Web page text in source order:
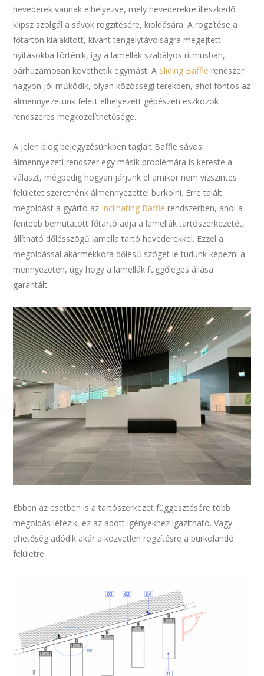
hevederek vannak elhelyezve, mely hevederekre illeszkedő
klipsz szolgál a sávok rögzítésére, kioldására. A rögzítése a
főtartón kialakított, kívánt tengelytávolságra megejtett
nyitásokba történik, így a lamellák szabályos ritmusban,
párhuzamosan követhetik egymást. A Sliding Baffle rendszer
nagyon jól működik, olyan közösségi terekben, ahol fontos az
álmennyezetünk felett elhelyezett gépészeti eszközök
rendszeres megközelíthetősége.
A jelen blog bejegyzésünkben taglalt Baffle sávos
álmennyezeti rendszer egy másik problémára is kereste a
választ, mégpedig hogyan járjunk el amikor nem vízszintes
felületet szeretnénk álmennyezettel burkolni. Erre talált
megoldást a gyártó az Inclinating Baffle rendszerben, ahol a
fentebb bemutatott főtartó adja a lamellák tartószerkezetét,
állítható dőlésszögű lamella tartó hevederekkel. Ezzel a
megoldással akármekkora dőlésű szöget le tudunk képezni a
mennyezeten, úgy hogy a lamellák függőleges állása
garantált.
Ebben az esetben is a tartószerkezet függesztésére több
megoldás létezik, ez az adott igényekhez igazítható. Vagy
ehetőség adódik akár a közvetlen rögzítésre a burkolandó
felületre.